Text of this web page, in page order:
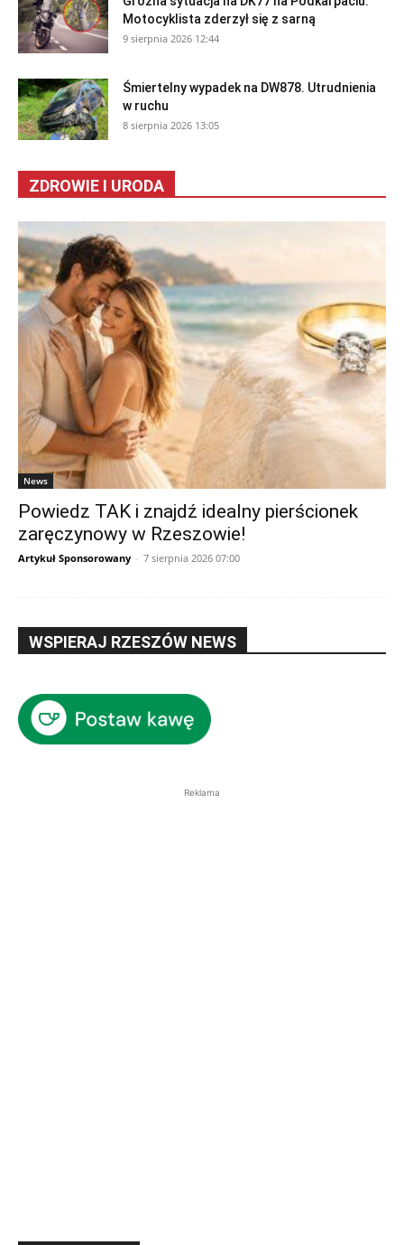
Motocyklista zderzył się z sarną
9 sierpnia 2026 12:44
Śmiertelny wypadek na DW878. Utrudnienia
w ruchu
8 sierpnia 2026 13:05
ZDROWIE I URODA
News
Powiedz TAK i znajdź idealny pierścionek
zaręczynowy w Rzeszowie!
Artykuł Sponsorowany - 7 sierpnia 2026 07:00
WSPIERAJ RZESZÓW NEWS
Reklama